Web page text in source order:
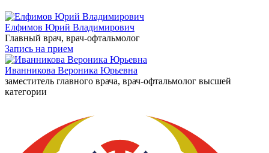
Елфимов Юрий Владимирович
Главный врач, врач-офтальмолог
Запись на прием
Иванникова Вероника Юрьевна
заместитель главного врача, врач-офтальмолог высшей
категории